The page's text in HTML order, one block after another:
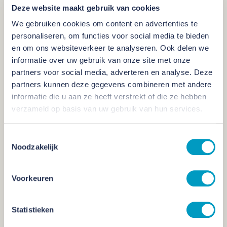
Deze website maakt gebruik van cookies
We gebruiken cookies om content en advertenties te
personaliseren, om functies voor social media te bieden
en om ons websiteverkeer te analyseren. Ook delen we
informatie over uw gebruik van onze site met onze
partners voor social media, adverteren en analyse. Deze
partners kunnen deze gegevens combineren met andere
informatie die u aan ze heeft verstrekt of die ze hebben
verzameld op basis van uw gebruik van hun services.
Noodzakelijk
Voorkeuren
Statistieken
Ruimte is schaars en wij zien het als
onze verantwoordelijkheid om
vooruitstrevend na te denken over de
invulling van iedere beschikbare
vierkante meter.
uitgangspunt
vastgoedontwikkeling – waarde en waardering toevoegen –